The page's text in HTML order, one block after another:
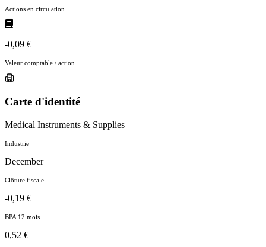
Actions en circulation
-0,09 €
Valeur comptable / action
Carte d'identité
Medical Instruments & Supplies
Industrie
December
Clôture fiscale
-0,19 €
BPA 12 mois
0,52 €